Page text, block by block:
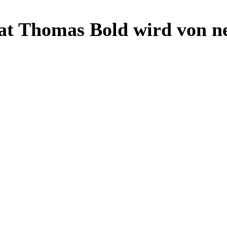
Thomas Bold wird von